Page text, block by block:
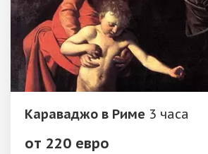
Караваджо в Риме 3 часа
от 220 евро